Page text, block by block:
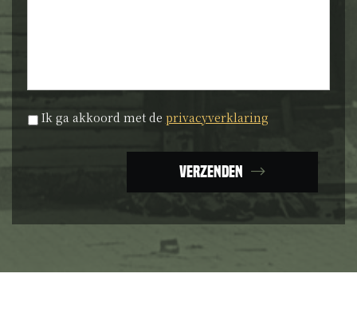
Privacyverklaring *
Ik ga akkoord met de privacyverklaring
Verzenden